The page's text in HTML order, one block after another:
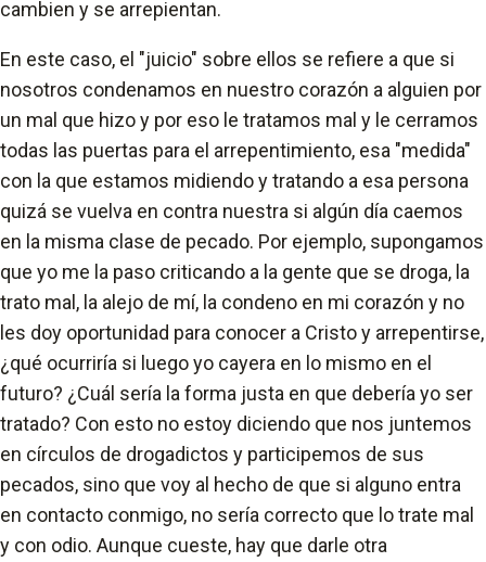
cambien y se arrepientan.
En este caso, el "juicio" sobre ellos se refiere a que si
nosotros condenamos en nuestro corazón a alguien por
un mal que hizo y por eso le tratamos mal y le cerramos
todas las puertas para el arrepentimiento, esa "medida"
con la que estamos midiendo y tratando a esa persona
quizá se vuelva en contra nuestra si algún día caemos
en la misma clase de pecado. Por ejemplo, supongamos
que yo me la paso criticando a la gente que se droga, la
trato mal, la alejo de mí, la condeno en mi corazón y no
les doy oportunidad para conocer a Cristo y arrepentirse,
¿qué ocurriría si luego yo cayera en lo mismo en el
futuro? ¿Cuál sería la forma justa en que debería yo ser
tratado? Con esto no estoy diciendo que nos juntemos
en círculos de drogadictos y participemos de sus
pecados, sino que voy al hecho de que si alguno entra
en contacto conmigo, no sería correcto que lo trate mal
y con odio. Aunque cueste, hay que darle otra